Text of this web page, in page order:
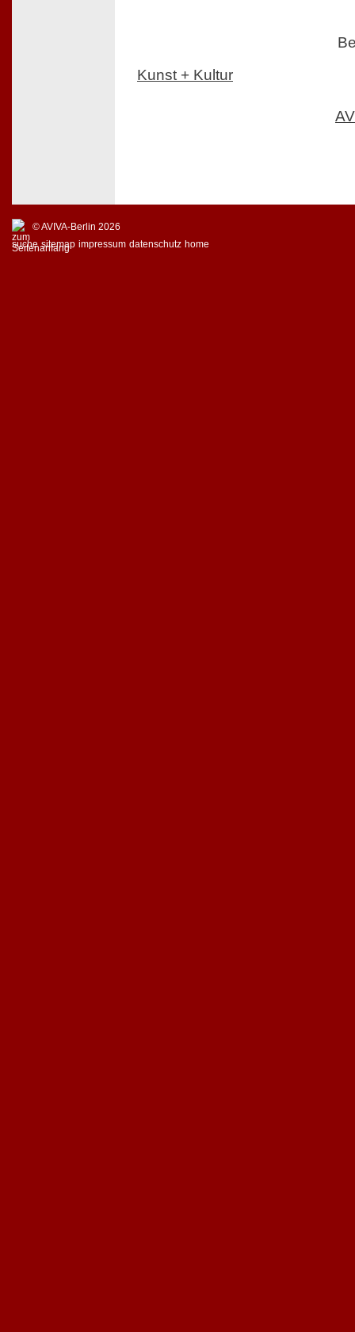
Kunst + Kultur
© AVIVA-Berlin 2026
suche sitemap impressum datenschutz home